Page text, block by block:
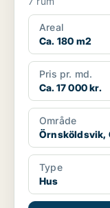
Areal
Ca. 180 m2
Pris pr. md.
Ca. 17 000 kr.
Område
Örnsköldsvik,
Type
Hus